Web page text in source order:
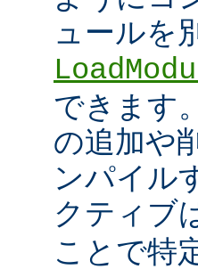
ュールを
できます
の追加や
ンパイル
クティブ
ことで特